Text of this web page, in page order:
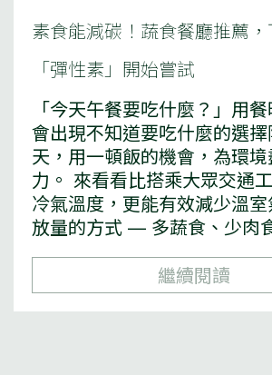
素食能減碳！蔬食餐廳推薦
「彈性素」開始嘗試
「今天午餐要吃什麼？」用
會出現不知道要吃什麼的選
天，用一頓飯的機會，為環
力。 來看看比搭乘大眾交通
冷氣溫度，更能有效減少溫
放量的方式 — 多蔬食、少肉
繼續閱讀